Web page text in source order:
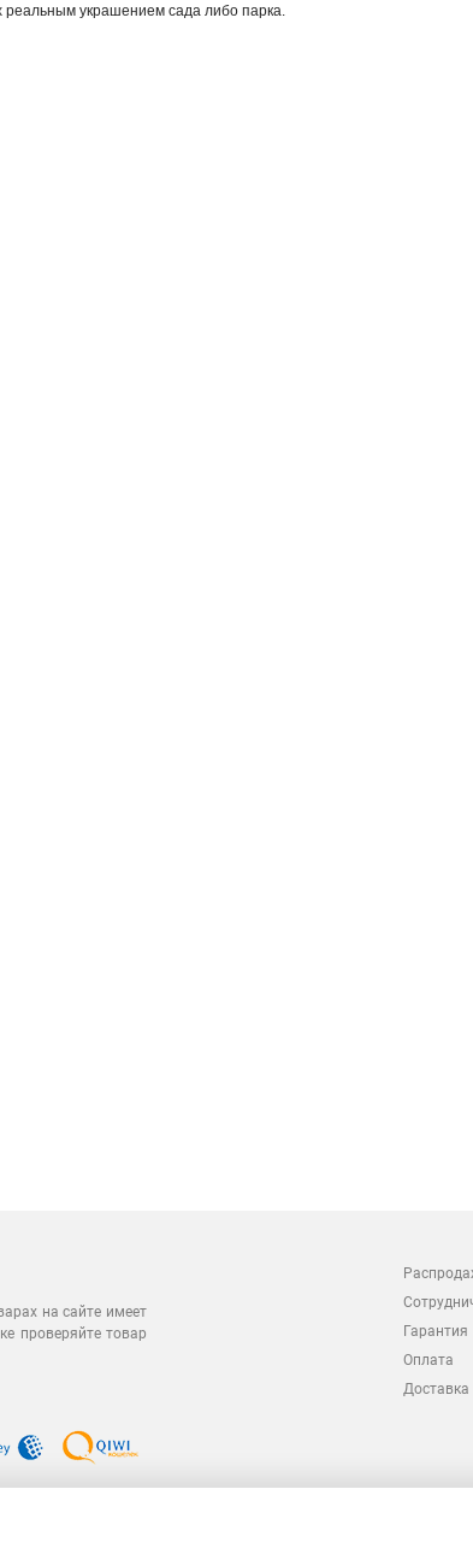
реальным украшением сада либо парка.
на сайте имеет
проверяйте товар
Гарантия
Оплата
Доставка